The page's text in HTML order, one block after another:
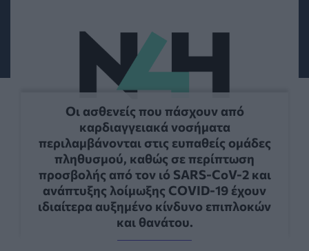
Οι ασθενείς που πάσχουν από
καρδιαγγειακά νοσήματα
περιλαμβάνονται στις ευπαθείς ομάδες
πληθυσμού, καθώς σε περίπτωση
προσβολής από τον ιό SARS-CoV-2 και
ανάπτυξης λοίμωξης COVID-19 έχουν
ιδιαίτερα αυξημένο κίνδυνο επιπλοκών
και θανάτου.